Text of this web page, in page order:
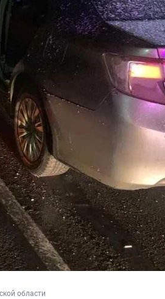
области